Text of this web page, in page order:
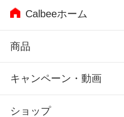
Calbeeホーム
商品
キャンペーン・動画
ショップ